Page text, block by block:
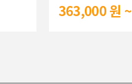
363,000 원 ~